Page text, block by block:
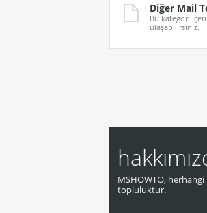
Diğer Mail
Bu kategori
ulaşabilirsiniz.
MSHOWTO,
topluluktur.